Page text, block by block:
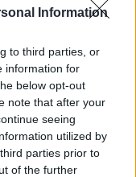
Information
to third parties, or
information for
below opt-out
note that after your
seeing
utilized by
parties prior to
of the further
jį gaivinti.
medikai
tačiau jo
policija
mirtį.